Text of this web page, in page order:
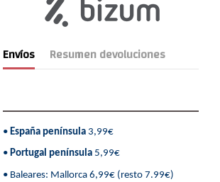
Envíos Resumen devoluciones
• España península3,99€
• Portugal península5,99€
• Baleares: Mallorca 6,99€ (resto 7.99€)